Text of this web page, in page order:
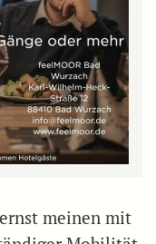
meinen mit